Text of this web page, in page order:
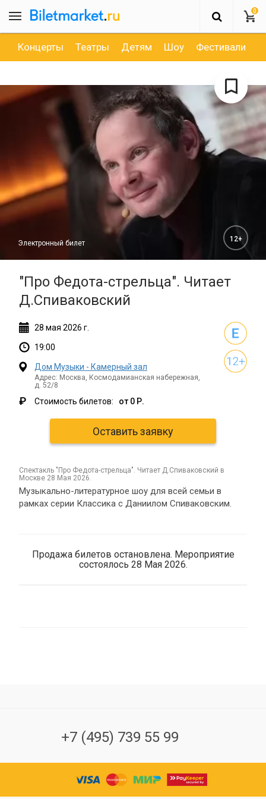
0
Концерты Театры Детям Шоу Фестивали
"Про Федота-стрельца". Читает
Д.Спиваковский
Электронный билет 12+
28 мая 2026 г.
19:00
Дом Музыки - Камерный зал
Адрес: Москва, Космодамианская набережная,
д. 52/8
₽ Стоимость билетов: от 0 Р.
Оставить заявку
спектакль "Про Федота-стрельца". Читает Д.Спиваковский в
Москве 28 Мая 2026.
Музыкально-литературное шоу для всей семьи в
рамках серии Классика с Даниилом Спиваковским.
Продажа билетов остановлена. Мероприятие
состоялось 28 Мая 2026.
+7 (495) 739 55 99